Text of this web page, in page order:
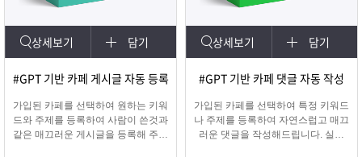
상세보기 담기
#GPT 기반 카페 게시글 자동 등록
가입된 카페를 선택하여 원하는 키워
드와 주제를 등록하여 사람이 쓴것과
같은 매끄러운 게시글을 등록해 주며
상세보기 담기
#GPT 기반 카페 댓글 자동 작성
가입된 카페를 선택하여 특정 키워드
나 주제를 등록하여 자연스럽고 매끄
러운 댓글을 작성해드립니다. 실제